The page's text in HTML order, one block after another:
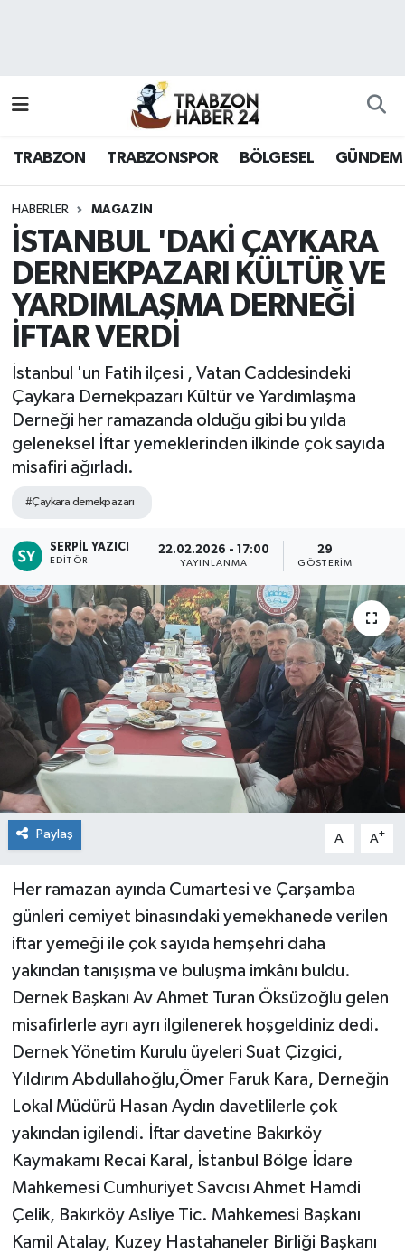
TRABZON TRABZONSPOR BÖLGESEL GÜNDEM
HABERLER MAGAZİN
İSTANBUL 'DAKİ ÇAYKARA
DERNEKPAZARI KÜLTÜR VE
YARDIMLAŞMA DERNEĞİ
İFTAR VERDİ
İstanbul 'un Fatih ilçesi , Vatan Caddesindeki
Çaykara Dernekpazarı Kültür ve Yardımlaşma
Derneği her ramazanda olduğu gibi bu yılda
geleneksel İftar yemeklerinden ilkinde çok sayıda
misafiri ağırladı.
#Çaykara dernekpazarı
SERPIL YAZICI
EDITÖR
22.02.2026 - 17:00
YAYINLANMA
29
GÖSTERIM
Paylaş A- A+
Her ramazan ayında Cumartesi ve Çarşamba
günleri cemiyet binasındaki yemekhanede verilen
iftar yemeği ile çok sayıda hemşehri daha
yakından tanışışma ve buluşma imkânı buldu.
Dernek Başkanı Av Ahmet Turan Öksüzoğlu gelen
misafirlerle ayrı ayrı ilgilenerek hoşgeldiniz dedi.
Dernek Yönetim Kurulu üyeleri Suat Çizgici,
Yıldırım Abdullahoğlu,Ömer Faruk Kara, Derneğin
Lokal Müdürü Hasan Aydın davetlilerle çok
yakından igilendi. İftar davetine Bakırköy
Kaymakamı Recai Karal, İstanbul Bölge İdare
Mahkemesi Cumhuriyet Savcısı Ahmet Hamdi
Çelik, Bakırköy Asliye Tic. Mahkemesi Başkanı
Kamil Atalay, Kuzey Hastahaneler Birliği Başkanı
Hava Durumu
Namaz Vakitleri
Trafik Durumu
Süper Lig Puan Durumu ve Fikstür
Tüm Manşetler
Son Dakika Haberleri
Haber Arşivi